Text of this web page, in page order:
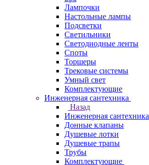
Лампочки
Настольные лампы
Подсветки
Светильники
Светодиодные ленты
Споты
Торшеры
Трековые системы
Умный свет
Комплектующие
Инженерная сантехника
Назад
Инженерная сантехника
Донные клапаны
Душевые лотки
Душевые трапы
Трубы
Комплектующие